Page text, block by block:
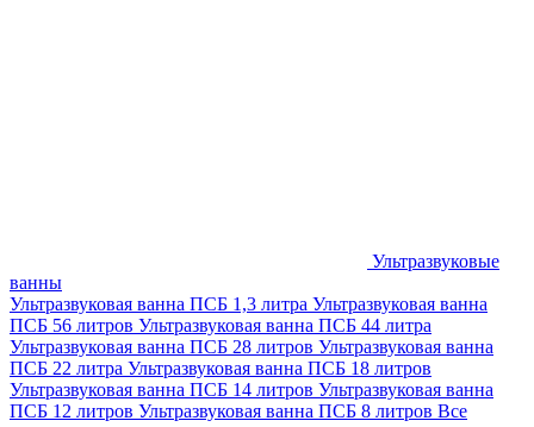
Ультразвуковые
ванны
Ультразвуковая ванна ПСБ 1,3 литра Ультразвуковая ванна
ПСБ 56 литров Ультразвуковая ванна ПСБ 44 литра
Ультразвуковая ванна ПСБ 28 литров Ультразвуковая ванна
ПСБ 22 литра Ультразвуковая ванна ПСБ 18 литров
Ультразвуковая ванна ПСБ 14 литров Ультразвуковая ванна
ПСБ 12 литров Ультразвуковая ванна ПСБ 8 литров Все